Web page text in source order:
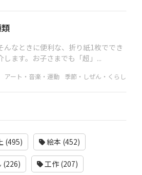
なときに便利な、折り紙1枚ででき
ます。お子さまでも「超」...
アート・音楽・運動 季節・しぜん・くらし
(495) 絵本 (452)
(226) 工作 (207)